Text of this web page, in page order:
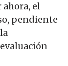
el
pendiente